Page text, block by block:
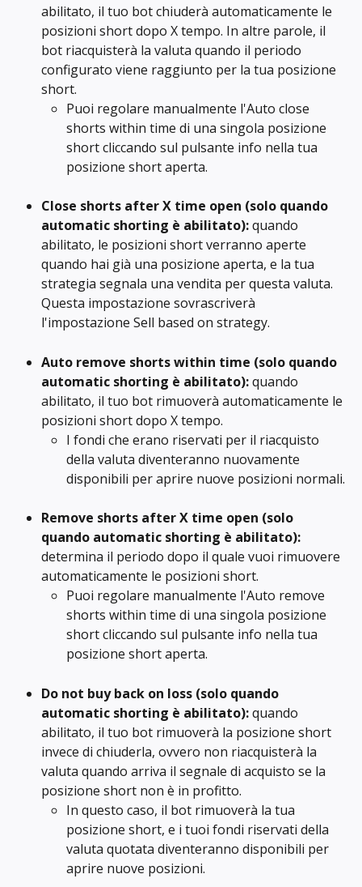
abilitato, il tuo bot chiuderà automaticamente le
posizioni short dopo X tempo. In altre parole, il
bot riacquisterà la valuta quando il periodo
configurato viene raggiunto per la tua posizione
short.
Puoi regolare manualmente l'Auto close
shorts within time di una singola posizione
short cliccando sul pulsante info nella tua
posizione short aperta.
Close shorts after X time open (solo quando
automatic shorting è abilitato): quando
abilitato, le posizioni short verranno aperte
quando hai già una posizione aperta, e la tua
strategia segnala una vendita per questa valuta.
Questa impostazione sovrascriverà
l'impostazione Sell based on strategy.
Auto remove shorts within time (solo quando
automatic shorting è abilitato): quando
abilitato, il tuo bot rimuoverà automaticamente le
posizioni short dopo X tempo.
I fondi che erano riservati per il riacquisto
della valuta diventeranno nuovamente
disponibili per aprire nuove posizioni normali.
Remove shorts after X time open (solo
quando automatic shorting è abilitato):
determina il periodo dopo il quale vuoi rimuovere
automaticamente le posizioni short.
Puoi regolare manualmente l'Auto remove
shorts within time di una singola posizione
short cliccando sul pulsante info nella tua
posizione short aperta.
Do not buy back on loss (solo quando
automatic shorting è abilitato): quando
abilitato, il tuo bot rimuoverà la posizione short
invece di chiuderla, ovvero non riacquisterà la
valuta quando arriva il segnale di acquisto se la
posizione short non è in profitto.
In questo caso, il bot rimuoverà la tua
posizione short, e i tuoi fondi riservati della
valuta quotata diventeranno disponibili per
aprire nuove posizioni.